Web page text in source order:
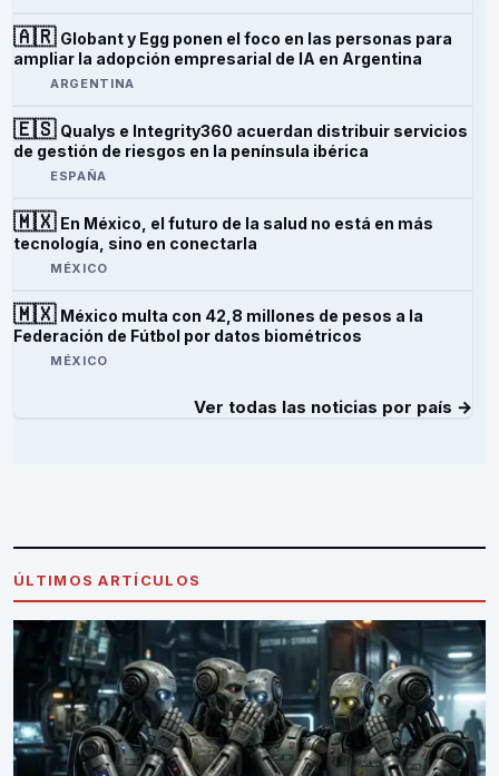
🇦🇷 Globant y Egg ponen el foco en las personas para
ampliar la adopción empresarial de IA en Argentina
ARGENTINA
🇪🇸 Qualys e Integrity360 acuerdan distribuir servicios
de gestión de riesgos en la península ibérica
ESPAÑA
🇲🇽 En México, el futuro de la salud no está en más
tecnología, sino en conectarla
MÉXICO
🇲🇽 México multa con 42,8 millones de pesos a la
Federación de Fútbol por datos biométricos
MÉXICO
Ver todas las noticias por país →
ÚLTIMOS ARTÍCULOS